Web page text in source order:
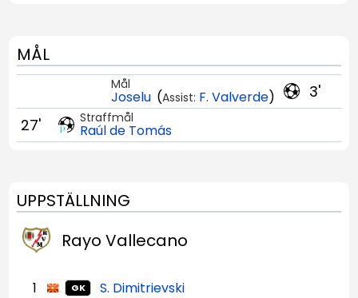
MÅL
3'
Mål
Joselu (Assist: F. Valverde)
Straffmål
Raúl de Tomás
27'
UPPSTÄLLNING
Rayo Vallecano
1 GK
S. Dimitrievski